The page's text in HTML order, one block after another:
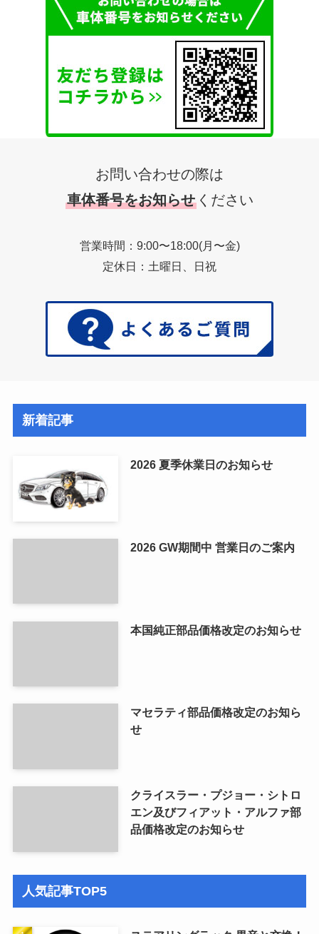
お問い合わせの際は
車体番号をお知らせ ください
営業時間：9:00〜18:00(月〜金)
定休日：土曜日、日祝
新着記事
2026 夏季休業日のお知らせ
2026 GW期間中 営業日のご案内
本国純正部品価格改定のお知らせ
マセラティ部品価格改定のお知ら
せ
クライスラー・プジョー・シトロ
エン及びフィアット・アルファ部
品価格改定のお知らせ
人気記事TOP5